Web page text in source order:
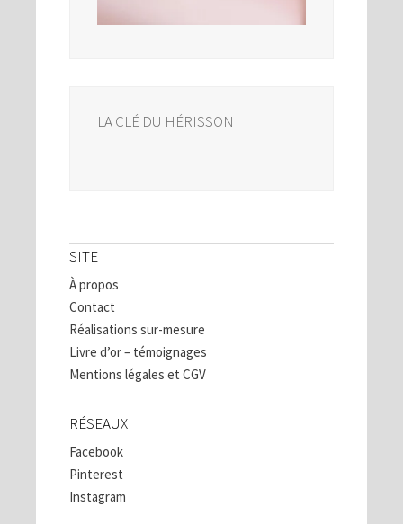
LA CLÉ DU HÉRISSON
SITE
À propos
Contact
Réalisations sur-mesure
Livre d’or – témoignages
Mentions légales et CGV
RÉSEAUX
Facebook
Pinterest
Instagram